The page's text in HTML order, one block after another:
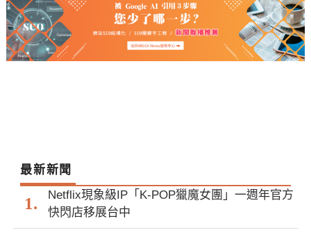
最新新聞
Netflix現象級IP「K-POP獵魔女團」一週年官方
快閃店移展台中